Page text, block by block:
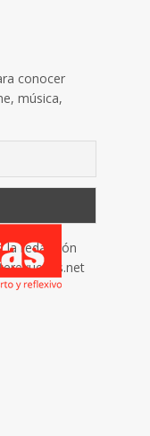
conocer
música,
la redacción